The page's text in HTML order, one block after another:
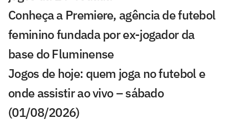
Conheça a Premiere, agência de futebol
feminino fundada por ex-jogador da
base do Fluminense
Jogos de hoje: quem joga no futebol e
onde assistir ao vivo – sábado
(01/08/2026)